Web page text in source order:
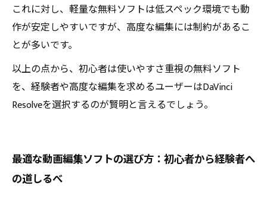
これに対し、軽量な無料ソフトは低スペック環境でも動
作が安定しやすいですが、高度な編集には制約があるこ
とが多いです。
以上の点から、初心者は使いやすさ重視の無料ソフト
を、経験者や高度な編集を求めるユーザーはDaVinci
Resolveを選択するのが賢明と言えるでしょう。
最適な動画編集ソフトの選び方：初心者から経験者へ
の道しるべ